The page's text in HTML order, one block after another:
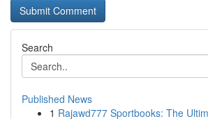
Search
Published News
1 Rajawd777 Sportbooks: The